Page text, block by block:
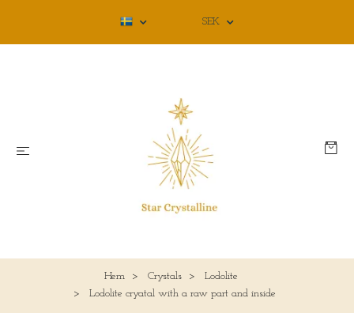
SEK
Hem Crystals
Lodolite
Lodolite cryatal with a raw part and inside